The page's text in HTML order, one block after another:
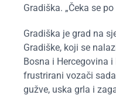
Gradiška. „Čeka se
Gradiška je grad na
Gradiške, koji se
Bosna i Hercegovina
frustrirani vozači
gužve, uska grla i